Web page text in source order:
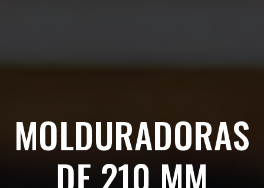
MOLDURADORAS
DE 210 MM